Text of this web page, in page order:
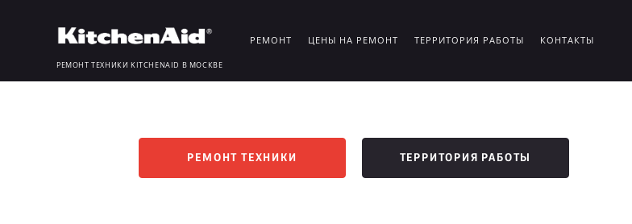
РЕМОНТ ТЕХНИКИ KITCHENAID В МОСКВЕ
РЕМОНТ ЦЕНЫ НА РЕМОНТ ТЕРРИТОРИЯ РАБОТЫ КОНТАКТЫ
РЕМОНТ ТЕХНИКИ ТЕРРИТОРИЯ РАБОТЫ